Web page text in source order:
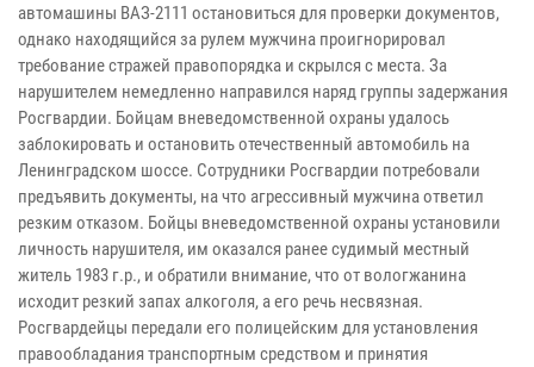
автомашины ВАЗ-2111 остановиться для проверки документов,
однако находящийся за рулем мужчина проигнорировал
требование стражей правопорядка и скрылся с места. За
нарушителем немедленно направился наряд группы задержания
Росгвардии. Бойцам вневедомственной охраны удалось
заблокировать и остановить отечественный автомобиль на
Ленинградском шоссе. Сотрудники Росгвардии потребовали
предъявить документы, на что агрессивный мужчина ответил
резким отказом. Бойцы вневедомственной охраны установили
личность нарушителя, им оказался ранее судимый местный
житель 1983 г.р., и обратили внимание, что от вологжанина
исходит резкий запах алкоголя, а его речь несвязная.
Росгвардейцы передали его полицейским для установления
правообладания транспортным средством и принятия